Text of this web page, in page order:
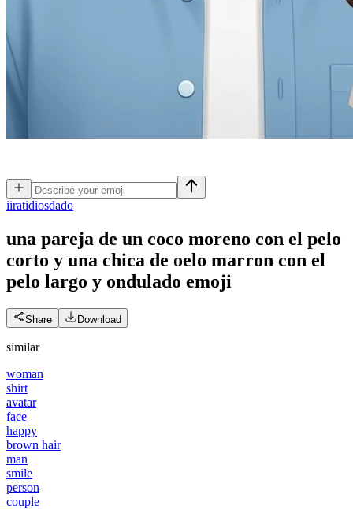
iiratidiosdado
una pareja de un coco moreno con el pelo
corto y una chica de oelo marron con el
pelo largo y ondulado emoji
Share Download
similar
woman
shirt
avatar
face
happy
brown hair
man
smile
person
couple